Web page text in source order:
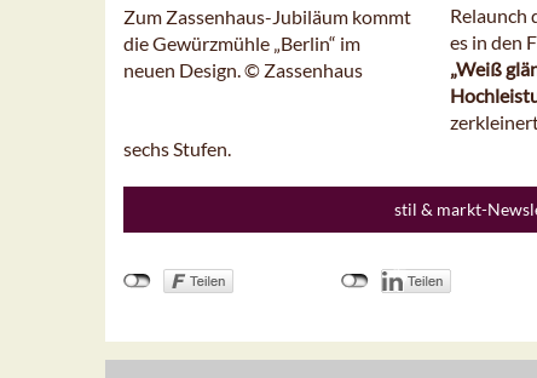
Zum Zassenhaus-Jubiläum kommt
die Gewürzmühle „Berlin“ im
neuen Design. © Zassenhaus
Relaunch
es in den
„Weiß
sechs Stufen.
stil & markt-